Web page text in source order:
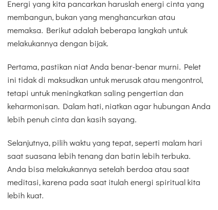
Energi yang kita pancarkan haruslah energi cinta yang
membangun, bukan yang menghancurkan atau
memaksa. Berikut adalah beberapa langkah untuk
melakukannya dengan bijak.
Pertama, pastikan niat Anda benar-benar murni. Pelet
ini tidak di maksudkan untuk merusak atau mengontrol,
tetapi untuk meningkatkan saling pengertian dan
keharmonisan. Dalam hati, niatkan agar hubungan Anda
lebih penuh cinta dan kasih sayang.
Selanjutnya, pilih waktu yang tepat, seperti malam hari
saat suasana lebih tenang dan batin lebih terbuka.
Anda bisa melakukannya setelah berdoa atau saat
meditasi, karena pada saat itulah energi spiritual kita
lebih kuat.